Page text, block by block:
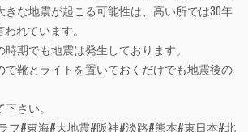
きな地震が起こる可能性は、高い所では30年
れています。
期でも地震は発生しております。
で靴とライトを置いておくだけでも地震後の
さい。
フ#東海#大地震#阪神#淡路#熊本#東日本#北